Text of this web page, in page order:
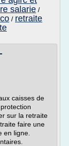
salarie /
/ retraite
caisses de
sur la retraite
faire une
en ligne.